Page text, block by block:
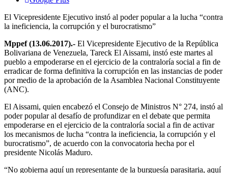
El Vicepresidente Ejecutivo instó al poder popular a la lucha “contra
la ineficiencia, la corrupción y el burocratismo”
Mppef (13.06.2017).- El Vicepresidente Ejecutivo de la República
Bolivariana de Venezuela, Tareck El Aissami, instó este martes al
pueblo a empoderarse en el ejercicio de la contraloría social a fin de
erradicar de forma definitiva la corrupción en las instancias de poder
por medio de la aprobación de la Asamblea Nacional Constituyente
(ANC).
El Aissami, quien encabezó el Consejo de Ministros N° 274, instó al
poder popular al desafío de profundizar en el debate que permita
empoderarse en el ejercicio de la contraloría social a fin de activar
los mecanismos de lucha “contra la ineficiencia, la corrupción y el
burocratismo”, de acuerdo con la convocatoria hecha por el
presidente Nicolás Maduro.
“No gobierna aquí un representante de la burguesía parasitaria, aquí